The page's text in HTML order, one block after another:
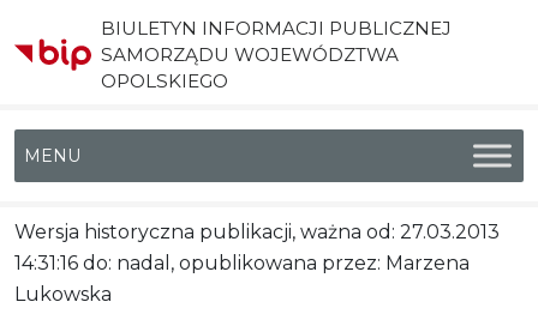
BIULETYN INFORMACJI PUBLICZNEJ
SAMORZĄDU WOJEWÓDZTWA
OPOLSKIEGO
Menu główne
Wersja historyczna publikacji, ważna od: 27.03.2013
14:31:16 do: nadal, opublikowana przez: Marzena
Lukowska